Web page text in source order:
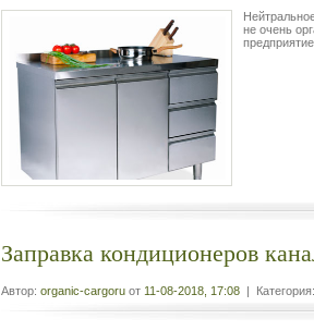
не очень
Заправка кондиционеров
Автор: organic-cargoru от 11-08-2018, 17:08 | Категория: